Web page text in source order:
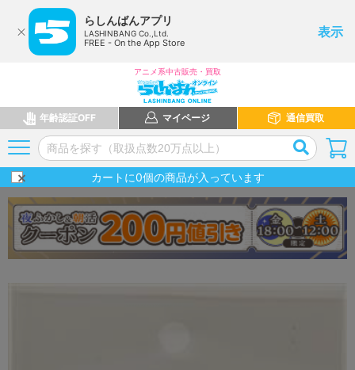
らしんばんアプリ
LASHINBANG Co.,Ltd.
FREE - On the App Store
表示
アニメ系中古販売・買取
年齢認証OFF マイページ 通信買取
カートに0個の商品が入っています